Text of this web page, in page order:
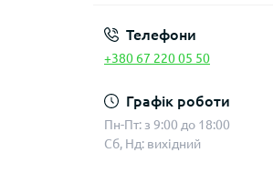
Телефони
+380 67 220 05 50
Графік роботи
Пн-Пт: з 9:00 до 18:00
Сб, Нд: вихідний